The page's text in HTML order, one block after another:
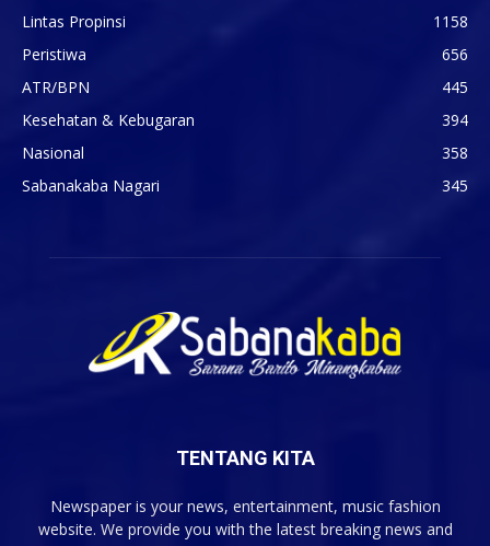
Lintas Propinsi
1158
Peristiwa
656
ATR/BPN
445
Kesehatan & Kebugaran
394
Nasional
358
Sabanakaba Nagari
345
TENTANG KITA
Newspaper is your news, entertainment, music fashion
website. We provide you with the latest breaking news and